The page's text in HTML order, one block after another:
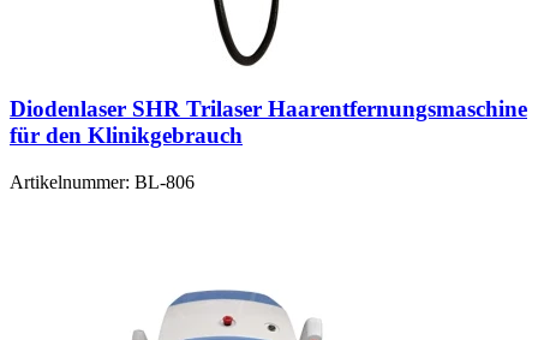
Diodenlaser SHR Trilaser Haarentfernungsmaschine
für den Klinikgebrauch
Artikelnummer: BL-806